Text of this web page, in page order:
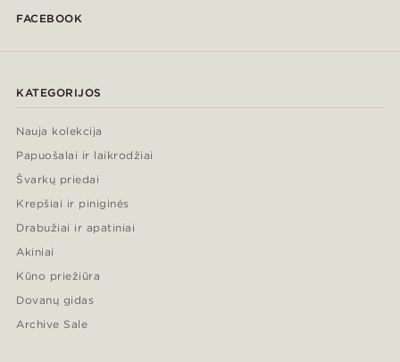
FACEBOOK
KATEGORIJOS
Nauja kolekcija
Papuošalai ir laikrodžiai
Švarkų priedai
Krepšiai ir piniginės
Drabužiai ir apatiniai
Akiniai
Kūno priežiūra
Dovanų gidas
Archive Sale